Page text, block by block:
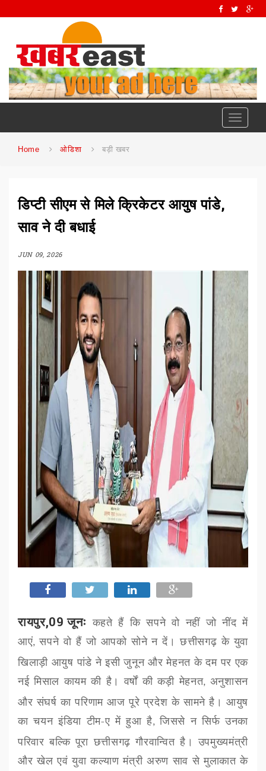
Toggle
Home ओडिशा बड़ी खबर
डिप्टी सीएम से मिले क्रिकेटर आयुष पांडे,
साव ने दी बधाई
JUN 09, 2026
रायपुर,09 जूनः कहते हैं कि सपने वो नहीं जो नींद में
आएं,सपने वो हैं जो आपको सोने न दें। छत्तीसगढ़ के युवा
खिलाड़ी आयुष पांडे ने इसी जुनून और मेहनत के दम पर एक
नई मिसाल कायम की है। वर्षों की कड़ी मेहनत, अनुशासन
और संघर्ष का परिणाम आज पूरे प्रदेश के सामने है। आयुष
का चयन इंडिया टीम-ए में हुआ है,जिससे न सिर्फ उनका
परिवार बल्कि पूरा छत्तीसगढ़ गौरवान्वित है। उपमुख्यमंत्री
और खेल एवं युवा कल्याण मंत्री अरुण साव से मुलाकात के